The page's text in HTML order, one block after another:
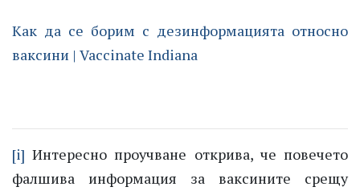
Как да се борим с дезинформацията относно
ваксини | Vaccinate Indiana
[i] Интересно проучване открива, че повечето
фалшива информация за ваксините срещу